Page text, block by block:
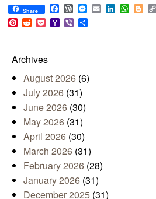
Share Facebook
WordPress
Messenger
EmailLinkedIn
Pinterest
RedditPocketYahoo
Mail
Viber
Archives
August 2026 (6)
July 2026 (31)
June 2026 (30)
May 2026 (31)
April 2026 (30)
March 2026 (31)
February 2026 (28)
January 2026 (31)
December 2025 (31)